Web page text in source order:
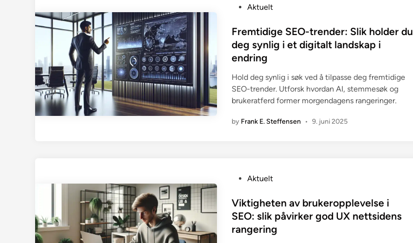
s
t
d
i
n
Aktuelt
Fremtidige SEO-trender: Slik holder du
deg synlig i et digitalt landskap i
endring
Hold deg synlig i søk ved å tilpasse deg fremtidige
SEO-trender. Utforsk hvordan AI, stemmesøk og
brukeratferd former morgendagens rangeringer.
by Frank E. Steffensen • 9. juni 2025
s
t
Aktuelt
Viktigheten av brukeropplevelse i
SEO: slik påvirker god UX nettsidens
rangering